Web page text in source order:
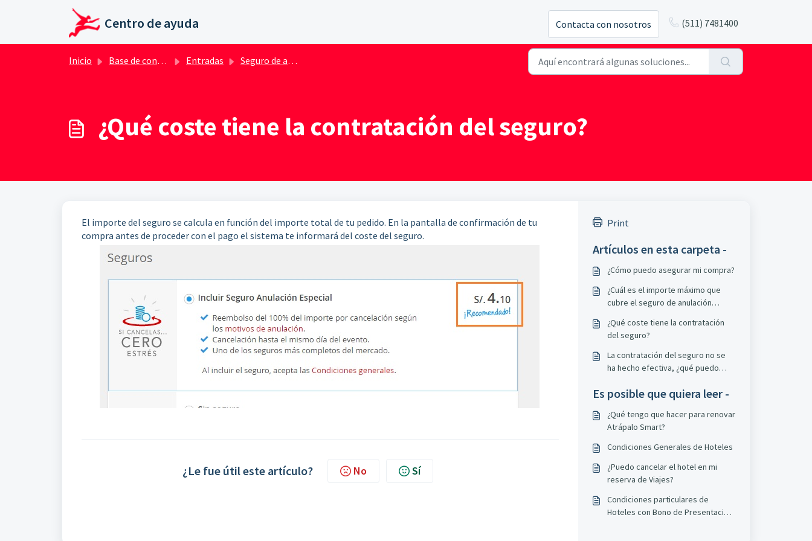
Ir al contenido principal
Centro de ayuda Contacta con nosotros (511) 7481400
Inicio Base de conocimientos Entradas Seguro de anulación espectáculos
¿Qué coste tiene la contratación del seguro?
El importe del seguro se calcula en función del importe total de tu pedido. En la pantalla de confirmación de tu
compra antes de proceder con el pago el sistema te informará del coste del seguro.
¿Le fue útil este artículo? No Sí
Print
Artículos en esta carpeta -
¿Cómo puedo asegurar mi compra?
¿Cuál es el importe máximo que
cubre el seguro de anulación
¿Qué coste tiene la contratación
del seguro?
La contratación del seguro no se
ha hecho efectiva, ¿qué puedo
Es posible que quiera leer -
¿Qué tengo que hacer para renovar
Atrápalo Smart?
Condiciones Generales de Hoteles
¿Puedo cancelar el hotel en mi
reserva de Viajes?
Condiciones particulares de
Hoteles con Bono de Presentación